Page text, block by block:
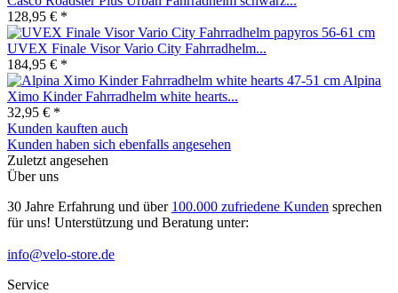
128,95 € *
UVEX Finale Visor Vario City Fahrradhelm...
184,95 € *
Alpina
Ximo Kinder Fahrradhelm white hearts...
32,95 € *
Kunden kauften auch
Kunden haben sich ebenfalls angesehen
Zuletzt angesehen
Über uns
30 Jahre Erfahrung und über 100.000 zufriedene Kunden sprechen
für uns! Unterstützung und Beratung unter:
info@velo-store.de
Service